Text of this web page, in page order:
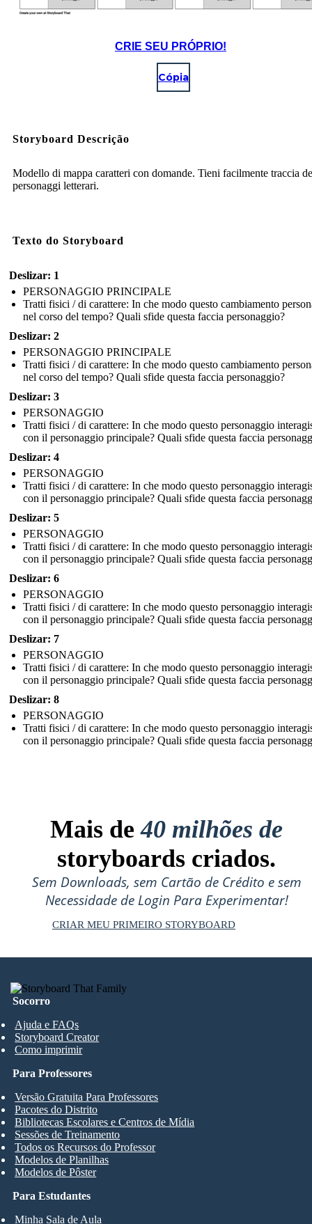
CRIE SEU PRÓPRIO!
Cópia
Storyboard Descrição
Modello di mappa caratteri con domande. Tieni facilmente traccia
personaggi letterari.
Texto do Storyboard
Deslizar: 1
PERSONAGGIO PRINCIPALE
Tratti fisici / di carattere: In che modo questo cambiamento
nel corso del tempo? Quali sfide questa faccia personaggio?
Deslizar: 2
PERSONAGGIO PRINCIPALE
Tratti fisici / di carattere: In che modo questo cambiamento
nel corso del tempo? Quali sfide questa faccia personaggio?
Deslizar: 3
PERSONAGGIO
Tratti fisici / di carattere: In che modo questo personaggio
con il personaggio principale? Quali sfide questa faccia
Deslizar: 4
PERSONAGGIO
Tratti fisici / di carattere: In che modo questo personaggio
con il personaggio principale? Quali sfide questa faccia
Deslizar: 5
PERSONAGGIO
Tratti fisici / di carattere: In che modo questo personaggio
con il personaggio principale? Quali sfide questa faccia
Deslizar: 6
PERSONAGGIO
Tratti fisici / di carattere: In che modo questo personaggio
con il personaggio principale? Quali sfide questa faccia
Deslizar: 7
PERSONAGGIO
Tratti fisici / di carattere: In che modo questo personaggio
con il personaggio principale? Quali sfide questa faccia
Deslizar: 8
PERSONAGGIO
Tratti fisici / di carattere: In che modo questo personaggio
con il personaggio principale? Quali sfide questa faccia
Mais de40 milhões de
storyboards criados.
Sem Downloads, sem Cartão de Crédito e sem
Necessidade de Login Para Experimentar!
CRIAR MEU PRIMEIRO STORYBOARD
Socorro
Ajuda e FAQs
Storyboard Creator
Como imprimir
Para Estudantes
Minha Sala de Aula
Para Professores
Versão Gratuita Para Professores
Pacotes do Distrito
Bibliotecas Escolares e Centros de Mídia
Sessões de Treinamento
Todos os Recursos do Professor
Modelos de Planilhas
Modelos de Pôster